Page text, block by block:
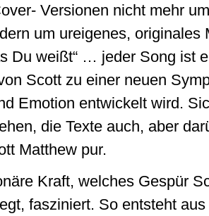
Versionen nicht mehr
um ureigenes, originales
Du weißt“ … jeder Song ist
Scott zu einer neuen
Emotion entwickelt wird.
die Texte auch, aber
Matthew pur.
Kraft, welches Gespür
fasziniert. So entsteht